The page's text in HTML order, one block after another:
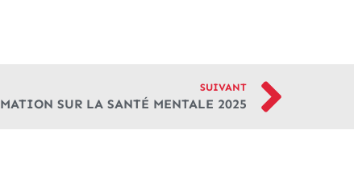
SUIVANT
SUR LA SANTÉ MENTALE 2025